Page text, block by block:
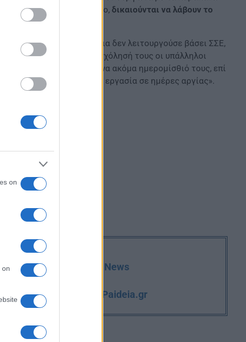
on
on
με ημερομίσθιο, δικαιούνται να λάβουν το
τα προηγούμενα χρόνια δεν λειτουργούσε βάσει ΣΣΕ,
τότε για πλήρη απασχόλησή τους οι υπάλληλοι
με ημερομίσθιο ένα ακόμα ημερομίσθιό τους, επί
κατά 75% για την εργασία σε ημέρες αργίας».
στο Google News
και την εργασία στο iPaideia.gr